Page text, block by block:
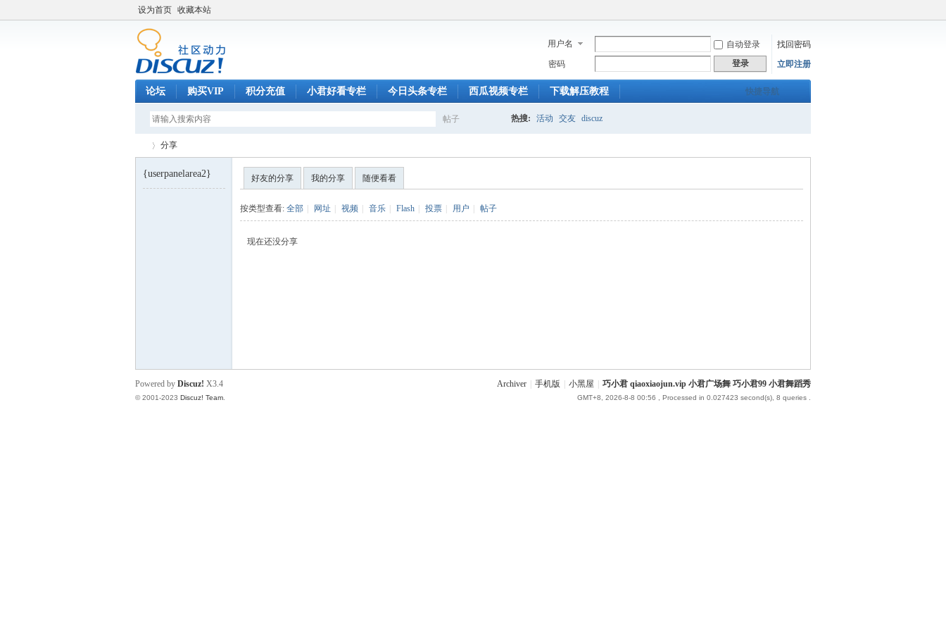
设为首页 收藏本站
用户名 自动登录
找回密码
密码
登录 立即注册
快捷导航
论坛 购买VIP 积分充值 小君好看专栏 今日头条专栏 西瓜视频专栏 下载解压教程
帖子 热搜: 活动 交友 discuz
分享
{userpanelarea2} 好友的分享 我的分享 随便看看
按类型查看: 全部 网址 视频 音乐 Flash 投票 用户 帖子
现在还没分享
Archiver 手机版 小黑屋 巧小君 qiaoxiaojun.vip 小君广场舞 巧小君99 小君舞蹈秀
GMT+8, 2026-8-8 00:56 , Processed in 0.027423 second(s), 8 queries .
Powered by Discuz! X3.4
© 2001-2023 Discuz! Team